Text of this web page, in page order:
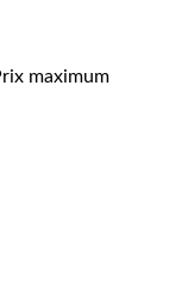
maximum